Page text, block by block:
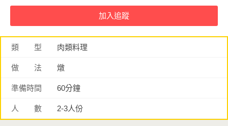
類 型 肉類料理
做 法 燉
準備時間 60分鐘
人 數 2-3人份